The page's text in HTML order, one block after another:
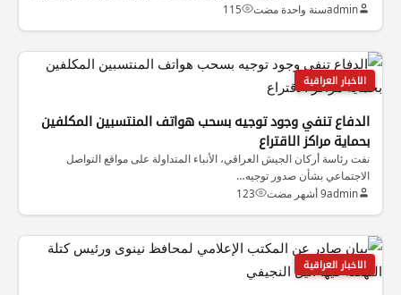
adminسنة واحدة مضت 115
الاخبار العراقية
الدفاع تنفي وجود توجيه بسحب هواتف المنتسبين المكلفين
بحماية مراكز الاقتراع
نفت رئاسة أركان الجيش العراقي، الأنباء المتداولة على مواقع التواصل
الاجتماعي بشأن صدور توجيه…
admin9 أشهر مضت 123
الاخبار العراقية